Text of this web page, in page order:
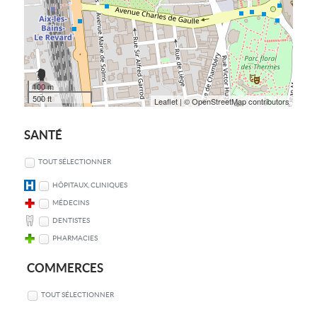
100 m
500 ft
Leaflet| © OpenStreetMap contributors
SANTÉ
TOUT SÉLECTIONNER
HÔPITAUX, CLINIQUES
MÉDECINS
DENTISTES
PHARMACIES
COMMERCES
TOUT SÉLECTIONNER